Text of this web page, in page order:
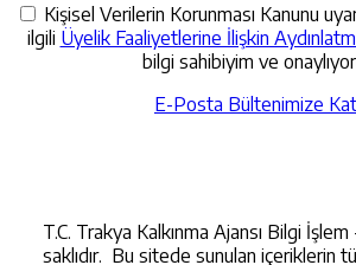
Kişisel Verilerin Korunması Kanunu
ilgili Üyelik Faaliyetlerine İlişkin
bilgi sahibiyim ve
E-Posta Bültenimize
T.C. Trakya Kalkınma Ajansı Bilgi
saklıdır. Bu sitede sunulan içeriklerin